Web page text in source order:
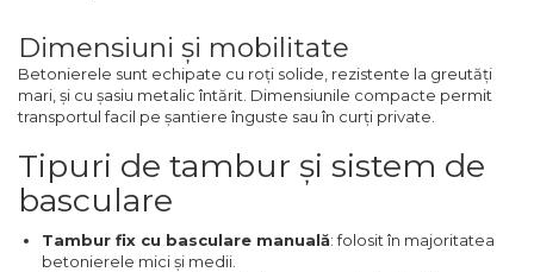
Gaurit si Slefuit
Truse Scule
Baroase
Set Biti
Adaptoare Pentru Biti
Indoit Tevi
Ciocane Profesionale
Dimensiuni și mobilitate
Betonierele sunt echipate cu roți solide, rezistente la greutăți
mari, și cu șasiu metalic întărit. Dimensiunile compacte permit
transportul facil pe șantiere înguste sau în curți private.
Tipuri de tambur și sistem de
basculare
Tambur fix cu basculare manuală: folosit în majoritatea
betonierele mici și medii.